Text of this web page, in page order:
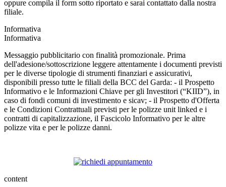
oppure compila il form sotto riportato e sarai contattato dalla nostra
filiale.
Informativa
Informativa
Messaggio pubblicitario con finalità promozionale. Prima
dell'adesione/sottoscrizione leggere attentamente i documenti previsti
per le diverse tipologie di strumenti finanziari e assicurativi,
disponibili presso tutte le filiali della BCC del Garda: - il Prospetto
Informativo e le Informazioni Chiave per gli Investitori (“KIID”), in
caso di fondi comuni di investimento e sicav; - il Prospetto d'Offerta
e le Condizioni Contrattuali previsti per le polizze unit linked e i
contratti di capitalizzazione, il Fascicolo Informativo per le altre
polizze vita e per le polizze danni.
content